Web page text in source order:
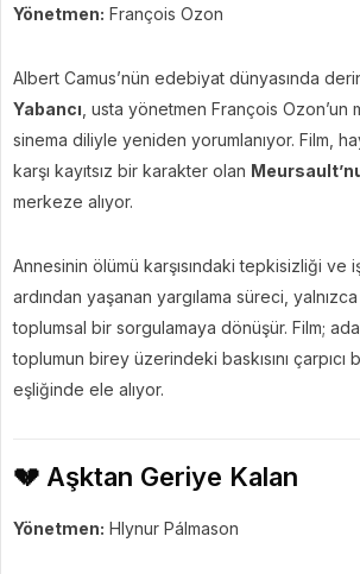
Yönetmen: François Ozon
Albert Camus’nün edebiyat dünyasında
Yabancı , usta yönetmen François
sinema diliyle yeniden yorumlanıyor. Film,
karşı kayıtsız bir karakter olan
merkeze alıyor.
Annesinin ölümü karşısındaki tepkisizliği ve
ardından yaşanan yargılama süreci,
toplumsal bir sorgulamaya dönüşür. Film;
toplumun birey üzerindeki baskısını çarpıcı
eşliğinde ele alıyor.
💔 Aşktan Geriye Kalan
Yönetmen: Hlynur Pálmason